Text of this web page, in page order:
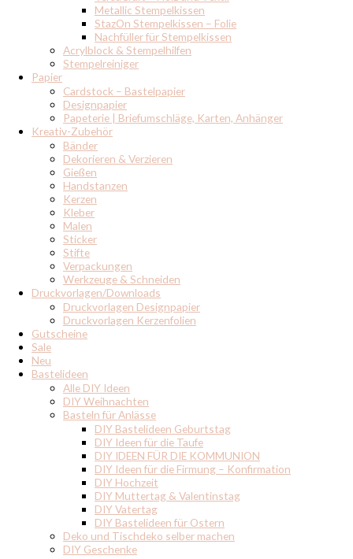
Metallic Stempelkissen
StazOn Stempelkissen – Folie
Nachfüller für Stempelkissen
Acrylblock & Stempelhilfen
Stempelreiniger
Papier
Cardstock – Bastelpapier
Designpapier
Papeterie | Briefumschläge, Karten, Anhänger
Kreativ-Zubehör
Bänder
Dekorieren & Verzieren
Gießen
Handstanzen
Kerzen
Kleber
Malen
Sticker
Stifte
Verpackungen
Werkzeuge & Schneiden
Druckvorlagen/Downloads
Druckvorlagen Designpapier
Druckvorlagen Kerzenfolien
Gutscheine
Sale
Neu
Bastelideen
Alle DIY Ideen
DIY Weihnachten
Basteln für Anlässe
DIY Bastelideen Geburtstag
DIY Ideen für die Taufe
DIY IDEEN FÜR DIE KOMMUNION
DIY Ideen für die Firmung – Konfirmation
DIY Hochzeit
DIY Muttertag & Valentinstag
DIY Vatertag
DIY Bastelideen für Ostern
Deko und Tischdeko selber machen
DIY Geschenke